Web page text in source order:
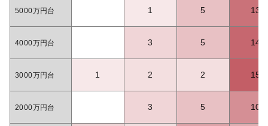
5000万円台 1 5 13
4000万円台 3 5 14
3000万円台 1 2 2 15
2000万円台 3 5 10